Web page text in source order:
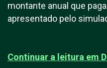
montante anual que
apresentado pelo
Continuar a leitura em D